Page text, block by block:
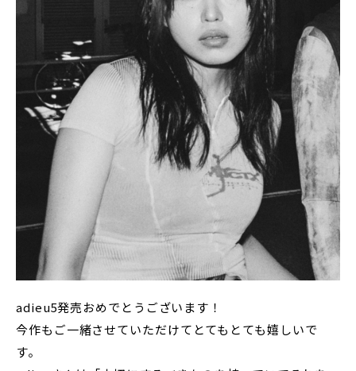
adieu5発売おめでとうございます！
今作もご一緒させていただけてとてもとても嬉しいで
す。